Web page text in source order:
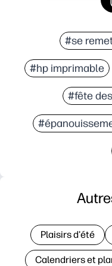
#se
#hp imprimable
#fête
Plaisirs d'été
Calendriers et